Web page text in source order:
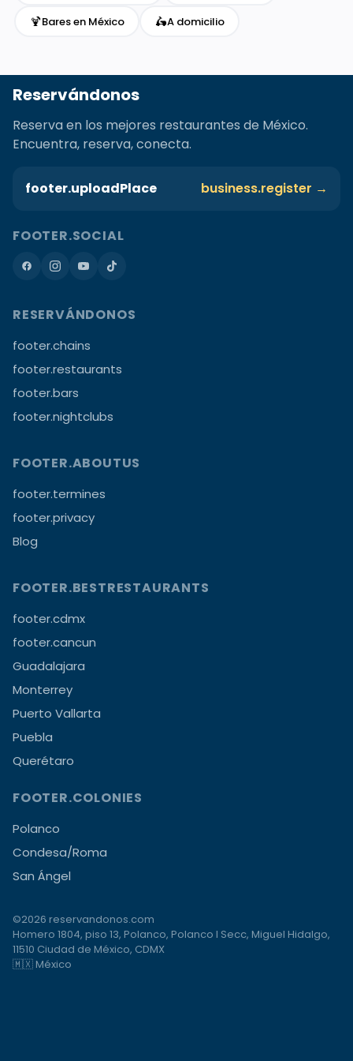
🍹Bares en México 🛵A domicilio
Reservándonos
Reserva en los mejores restaurantes de México.
Encuentra, reserva, conecta.
footer.uploadPlace business.register →
FOOTER.SOCIAL
RESERVÁNDONOS
footer.chains
footer.restaurants
footer.bars
footer.nightclubs
FOOTER.ABOUTUS
footer.termines
footer.privacy
Blog
FOOTER.BESTRESTAURANTS
footer.cdmx
footer.cancun
Guadalajara
Monterrey
Puerto Vallarta
Puebla
Querétaro
FOOTER.COLONIES
Polanco
Condesa/Roma
San Ángel
©2026 reservandonos.com
Homero 1804, piso 13, Polanco, Polanco I Secc, Miguel Hidalgo,
11510 Ciudad de México, CDMX
🇲🇽 México